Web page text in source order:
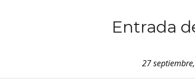
Entrada
27